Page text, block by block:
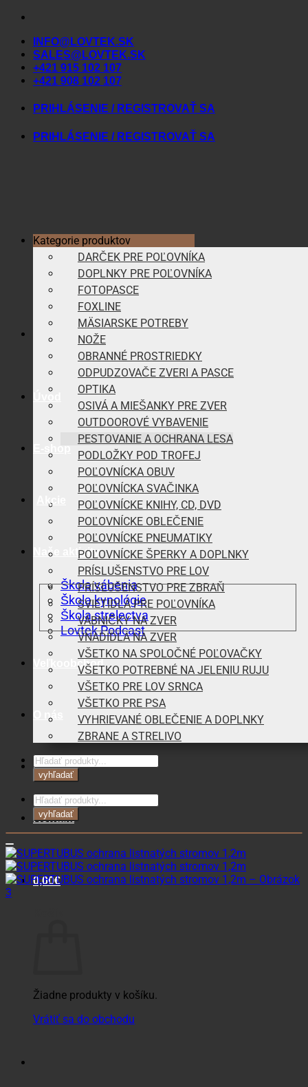
Skip
contentINFO@LOVTEK.SK
SALES@LOVTEK.SK
+421 915 102 107
+421 908 102 107
PRIHLÁSENIE / REGISTROVAŤ SA
PRIHLÁSENIE / REGISTROVAŤ SA
E-shop
Akcie
Naše aktivity
Škola vábenia
Škola kynológie
Škola strelectva
Lovtek Podcast
Veľkoobchod
O nás
Blog
Kontakt
0,00€
Žiadne produkty v košíku.
Vrátiť sa do obchodu
Kategorie produktov
DARČEK PRE POĽOVNÍKA
DOPLNKY PRE POĽOVNÍKA
FOTOPASCE
FOXLINE
MÄSIARSKE POTREBY
NOŽE
OBRANNÉ PROSTRIEDKY
ODPUDZOVAČE ZVERI A PASCE
OPTIKA
OSIVÁ A MIEŠANKY PRE ZVER
OUTDOOROVÉ VYBAVENIE
PESTOVANIE A OCHRANA LESA
PODLOŽKY POD TROFEJ
POĽOVNÍCKA OBUV
POĽOVNÍCKA SVAČINKA
POĽOVNÍCKE KNIHY, CD, DVD
POĽOVNÍCKE OBLEČENIE
POĽOVNÍCKE PNEUMATIKY
POĽOVNÍCKE ŠPERKY A DOPLNKY
PRÍSLUŠENSTVO PRE LOV
PRÍSLUŠENSTVO PRE ZBRAŇ
SVIETIDLÁ PRE POĽOVNÍKA
VÁBNIČKY NA ZVER
VNADIDLÁ NA ZVER
VŠETKO NA SPOLOČNÉ POĽOVAČKY
VŠETKO POTREBNÉ NA JELENIU RUJU
VŠETKO PRE LOV SRNCA
VŠETKO PRE PSA
VYHRIEVANÉ OBLEČENIE A DOPLNKY
ZBRANE A STRELIVO
Products
search
vyhľadať
Products
search
vyhľadať